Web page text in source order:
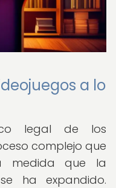
a lo
legal de los
complejo que
medida que la
ha expandido.